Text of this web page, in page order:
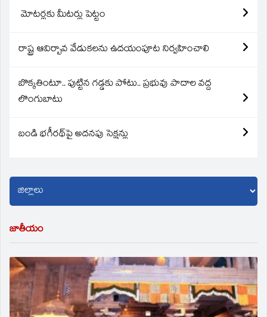
మోటర్లకు మీటర్లు పెట్టం
రాష్ట్ర ఆవిర్బావ వేడుకలను ఉదయంపూట నిర్వహించాలి
బొక్కతింటూ.. పుట్టిన గడ్డకు పోటు.. ప్రభువు పాదాల వద్ద
లొంగుబాటు
బండి భగీరథ్‌పై అదనపు సెక్షన్లు
జాతీయం